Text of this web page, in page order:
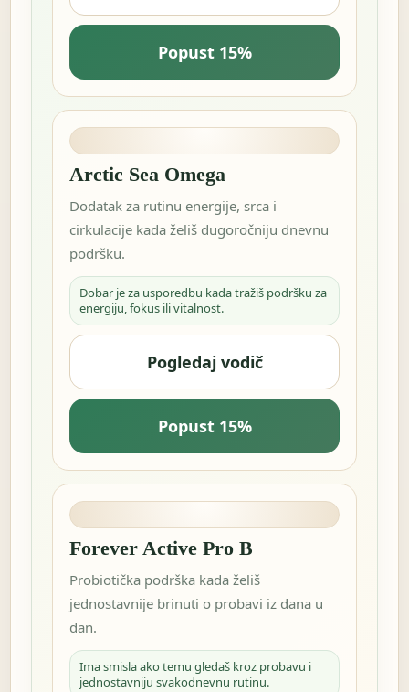
Popust 15%
Arctic Sea Omega
Dodatak za rutinu energije, srca i
cirkulacije kada želiš dugoročniju dnevnu
podršku.
Dobar je za usporedbu kada tražiš podršku za
energiju, fokus ili vitalnost.
Pogledaj vodič
Popust 15%
Forever Active Pro B
Probiotička podrška kada želiš
jednostavnije brinuti o probavi iz dana u
dan.
Ima smisla ako temu gledaš kroz probavu i
jednostavniju svakodnevnu rutinu.